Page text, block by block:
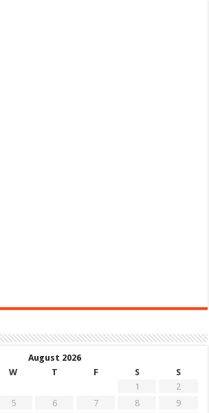
August 2026
W T F S
S
1
2
5 6 7 8
9